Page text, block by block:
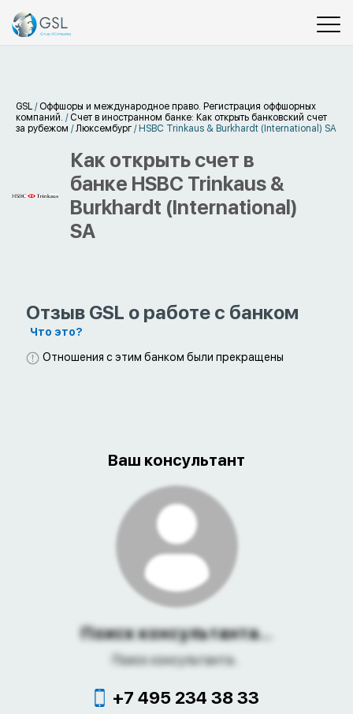
GSL / Оффшоры и международное право. Регистрация оффшорных
компаний. / Счет в иностранном банке: Как открыть банковский счет
за рубежом /Люксембург / HSBC Trinkaus & Burkhardt (International) SA
Как открыть счет в
банке HSBC Trinkaus &
Burkhardt (International)
SA
Отзыв GSL о работе с банком
Что это?
Отношения с этим банком были прекращены
Ваш консультант
Поиск консультанта...
Поиск консультанта...
+7 495 234 38 33